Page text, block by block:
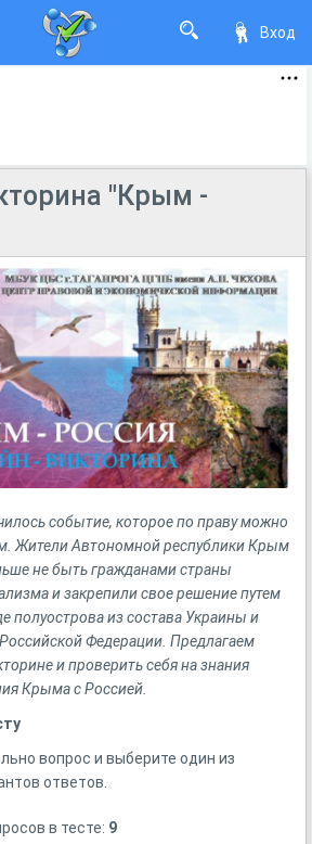
Вход
"Крым -
событие, которое по праву можно
Жители Автономной республики Крым
не быть гражданами страны
и закрепили свое решение путем
полуострова из состава Украины и
Федерации. Предлагаем
и проверить себя на знания
Крыма с Россией.
вопрос и выберите один из
ответов.
в тесте: 9